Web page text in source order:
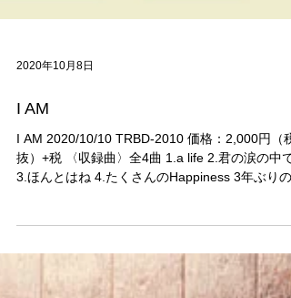
I AM
I AM 2020/10/10 TRBD-2010 価格：2,000円（税
イブ会場限定CDです。...